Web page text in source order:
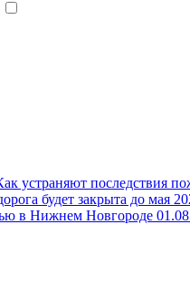
устраняют последствия
будет закрыта до мая
в Нижнем Новгороде